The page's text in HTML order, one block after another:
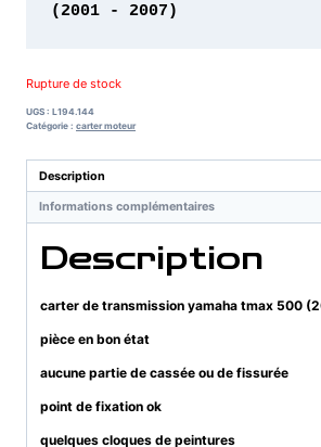
(2001 - 2007)
Rupture de stock
UGS : L194.144
Catégorie : carter moteur
Description
Informations complémentaires
Description
carter de transmission yamaha tmax 500
pièce en bon état
aucune partie de cassée ou de fissurée
point de fixation ok
quelques cloques de peintures